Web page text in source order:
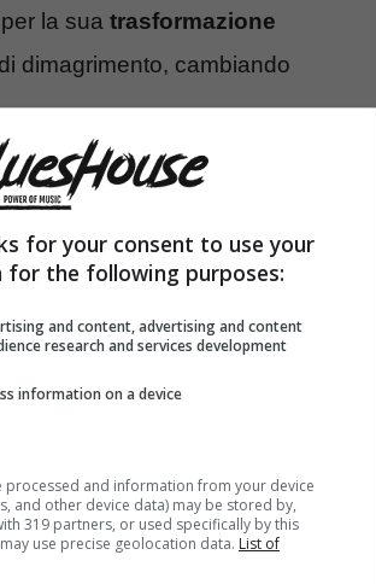
la sua trasformazione
dimagrimento, cambiando
il motivo
for your consent to use your
for the following purposes:
and content, advertising and content
research and services development
information on a device
processed and information from your device
and other device data) may be stored by,
319 partners, or used specifically by this
use precise geolocation data. List of